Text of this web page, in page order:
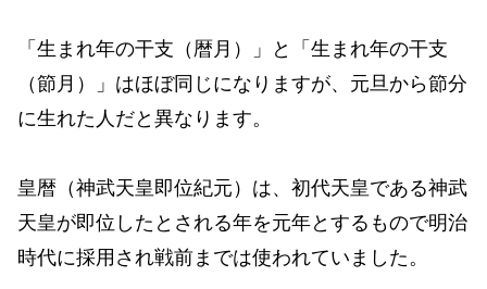
「生まれ年の干支（暦月）」と「生まれ年の干支
（節月）」はほぼ同じになりますが、元旦から節分
に生れた人だと異なります。
皇暦（神武天皇即位紀元）は、初代天皇である神武
天皇が即位したとされる年を元年とするもので明治
時代に採用され戦前までは使われていました。